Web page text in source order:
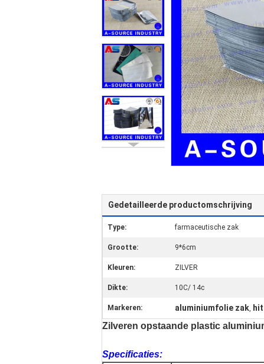
Gedetailleerde productomschrijving
Type: farmaceutische zak
Grootte: 9*6cm
Kleuren: ZILVER
Dikte: 10C/ 14c
Markeren: aluminiumfolie zak,
Zilveren opstaande plastic
Specificaties: